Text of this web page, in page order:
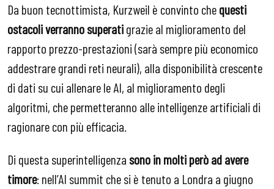
Da buon tecnottimista, Kurzweil è convinto chequesti
ostacoli verranno superatigrazie al miglioramento del
rapporto prezzo-prestazioni (sarà sempre più economico
addestrare grandi reti neurali), alla disponibilità crescente
di dati su cui allenare le AI, al miglioramento degli
algoritmi, che permetteranno alle intelligenze artificiali di
ragionare con più efficacia.
Di questa superintelligenza sono in molti però ad avere
timore: nell’AI summit che si è tenuto a Londra a giugno